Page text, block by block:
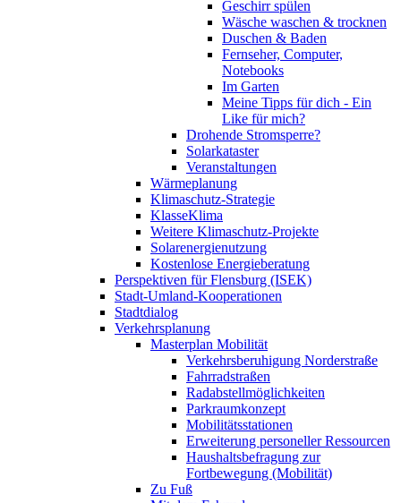
Geschirr spülen
Wäsche waschen & trocknen
Duschen & Baden
Fernseher, Computer,
Notebooks
Im Garten
Meine Tipps für dich - Ein
Like für mich?
Drohende Stromsperre?
Solarkataster
Veranstaltungen
Wärmeplanung
Klimaschutz-Strategie
KlasseKlima
Weitere Klimaschutz-Projekte
Solarenergienutzung
Kostenlose Energieberatung
Perspektiven für Flensburg (ISEK)
Stadt-Umland-Kooperationen
Stadtdialog
Verkehrsplanung
Masterplan Mobilität
Verkehrsberuhigung Norderstraße
Fahrradstraßen
Radabstellmöglichkeiten
Parkraumkonzept
Mobilitätsstationen
Erweiterung personeller Ressourcen
Haushaltsbefragung zur
Fortbewegung (Mobilität)
Zu Fuß